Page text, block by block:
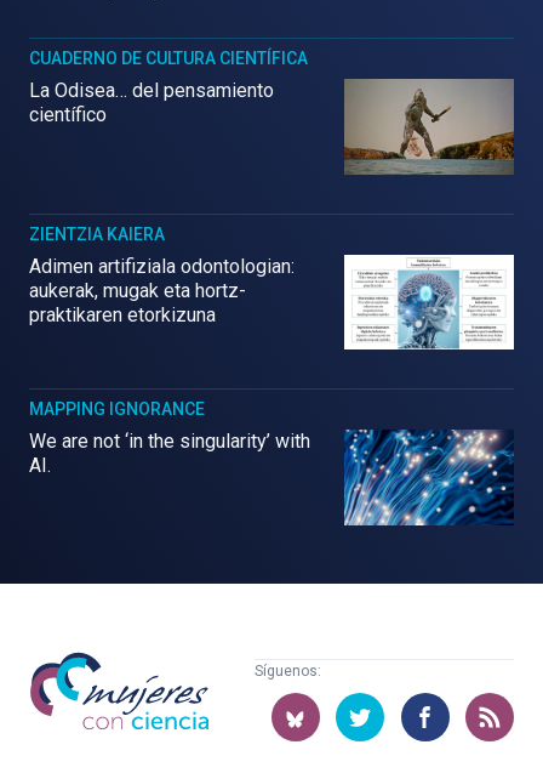
CUADERNO DE CULTURA CIENTÍFICA
La Odisea… del pensamiento
científico
ZIENTZIA KAIERA
Adimen artifiziala odontologian:
aukerak, mugak eta hortz-
praktikaren etorkizuna
MAPPING IGNORANCE
We are not ‘in the singularity’ with
AI.
Mujeres
con
ciencia
Síguenos: